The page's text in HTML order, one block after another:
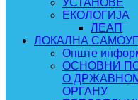
УСТАНОВЕ
ЕКОЛОГИЈА
ЛЕАП
ЛОКАЛНА
Опште
ОСНОВНИ
О
ОРГАНУ